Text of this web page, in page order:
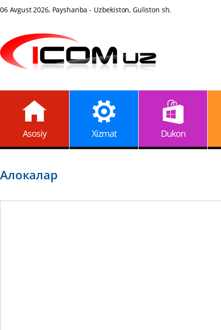
06 Avgust 2026, Payshanba - Uzbekiston, Guliston sh.
Asosiy Xizmat Dukon
Алокалар